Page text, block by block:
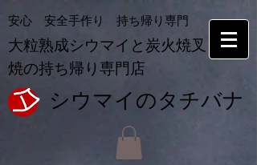
大粒熟成シウマイと炭火焼叉
焼の持ち帰り専門店
安心 安全手作り 持ち帰り専門
シウマイの​タチバナ